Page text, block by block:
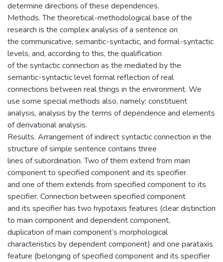
determine directions of these dependences.
Methods. The theoretical-methodological base of the
research is the complex analysis of a sentence on
the communicative, semantic-syntactic, and formal-syntactic
levels, and, according to this, the qualification
of the syntactic connection as the mediated by the
semantic-syntactic level formal reflection of real
connections between real things in the environment. We
use some special methods also, namely: constituent
analysis, analysis by the terms of dependence and elements
of derivational analysis.
Results. Arrangement of indirect syntactic connection in the
structure of simple sentence contains three
lines of subordination. Two of them extend from main
component to specified component and its specifier
and one of them extends from specified component to its
specifier. Connection between specified component
and its specifier has two hypotaxis features (clear distinction
to main component and dependent component,
duplication of main component’s morphological
characteristics by dependent component) and one parataxis
feature (belonging of specified component and its specifier